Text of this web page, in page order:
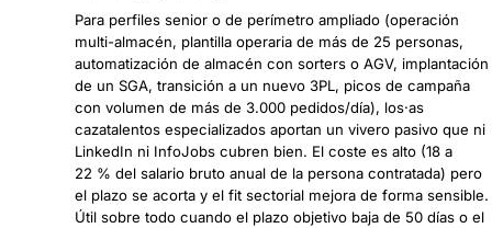
Para perfiles senior o de perímetro ampliado (operación
multi-almacén, plantilla operaria de más de 25 personas,
automatización de almacén con sorters o AGV, implantación
de un SGA, transición a un nuevo 3PL, picos de campaña
con volumen de más de 3.000 pedidos/día), los·as
cazatalentos especializados aportan un vivero pasivo que ni
LinkedIn ni InfoJobs cubren bien. El coste es alto (18 a
22 % del salario bruto anual de la persona contratada) pero
el plazo se acorta y el fit sectorial mejora de forma sensible.
Útil sobre todo cuando el plazo objetivo baja de 50 días o el